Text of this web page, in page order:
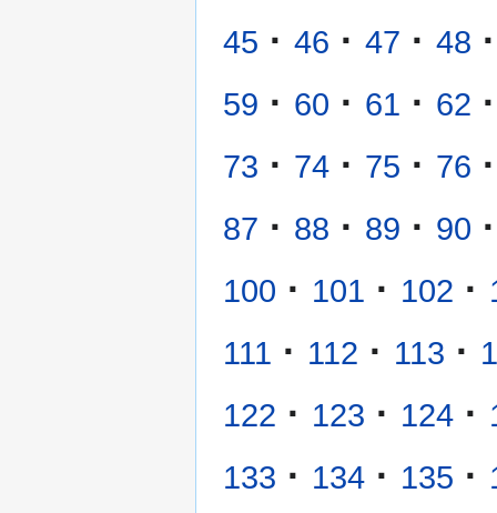
45 · 46 · 47 · 48 ·
59 · 60 · 61 · 62 ·
73 · 74 · 75 · 76 ·
87 · 88 · 89 · 90 ·
100 · 101 · 102 ·
111 · 112 · 113 ·
122 · 123 · 124 ·
133 · 134 · 135 ·